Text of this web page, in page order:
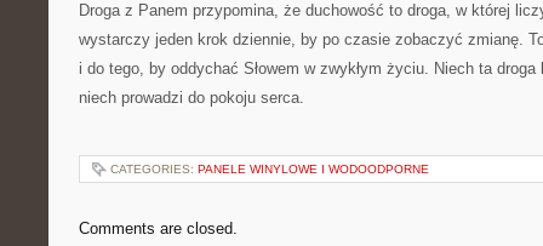
Droga z Panem przypomina, że duchowość to droga, w której
wystarczy jeden krok dziennie, by po czasie zobaczyć zmianę.
i do tego, by oddychać Słowem w zwykłym życiu. Niech ta droga
niech prowadzi do pokoju serca.
CATEGORIES: PANELE WINYLOWE I WODOODPORNE
Comments are closed.